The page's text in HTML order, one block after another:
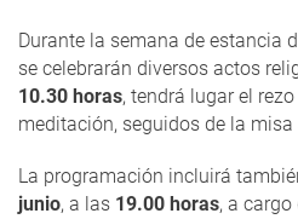
Durante la semana de estancia
se celebrarán diversos actos
10.30 horas, tendrá lugar el
meditación, seguidos de la misa
La programación incluirá
junio, a las 19.00 horas, a